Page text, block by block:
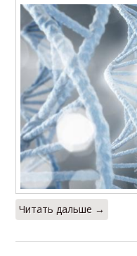
Читать дальше →